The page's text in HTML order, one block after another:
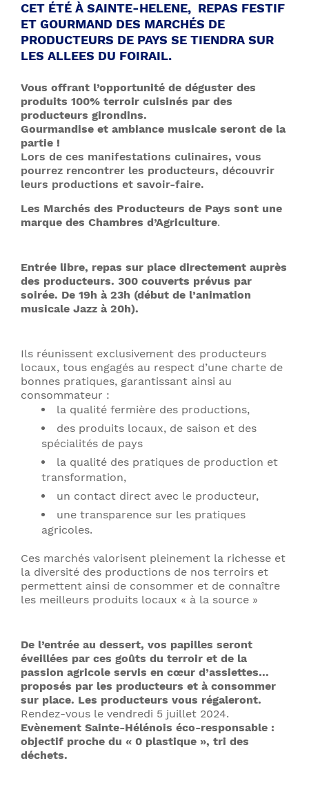
CET ÉTÉ À SAINTE-HELENE, REPAS FESTIF
ET GOURMAND DES MARCHÉS DE
PRODUCTEURS DE PAYS SE TIENDRA SUR
LES ALLEES DU FOIRAIL.
Vous offrant l’opportunité de déguster des
produits 100% terroir cuisinés par des
producteurs girondins.
Gourmandise et ambiance musicale seront de la
partie !
Lors de ces manifestations culinaires, vous
pourrez rencontrer les producteurs, découvrir
leurs productions et savoir-faire.
Les Marchés des Producteurs de Pays sont une
marque des Chambres d’Agriculture.
Entrée libre, repas sur place directement auprès
des producteurs. 300 couverts prévus par
soirée. De 19h à 23h (début de l’animation
musicale Jazz à 20h).
Ils réunissent exclusivement des producteurs
locaux, tous engagés au respect d’une charte de
bonnes pratiques, garantissant ainsi au
consommateur :
la qualité fermière des productions,
des produits locaux, de saison et des
spécialités de pays
la qualité des pratiques de production et
transformation,
un contact direct avec le producteur,
une transparence sur les pratiques
agricoles.
Ces marchés valorisent pleinement la richesse et
la diversité des productions de nos terroirs et
permettent ainsi de consommer et de connaître
les meilleurs produits locaux « à la source »
De l’entrée au dessert, vos papilles seront
éveillées par ces goûts du terroir et de la
passion agricole servis en cœur d’assiettes…
proposés par les producteurs et à consommer
sur place. Les producteurs vous régaleront.
Rendez-vous le vendredi 5 juillet 2024.
Evènement Sainte-Hélénois éco-responsable :
objectif proche du « 0 plastique », tri des
déchets.